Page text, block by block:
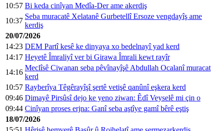
10:57 Bi keda cinîyan Medîa-Der ame akerdiş
10:37
Seba muracatê Xelatanê Gurbetellî Ersoze vengdayîş ame
kerdiş
20/07/2026
14:23 DEM Partî kesê ke dinyaya xo bedelnayî yad kerd
14:17 Heyetê Îmraliyî ver bi Girawa Îmrali kewt rayîr
14:16
Meclîsê Ciwanan seba pêvînayîşê Abdullah Ocalanî muracat
kerd
10:57 Rayberîya Têgêrayîşî şertê vetişê qanûnî eşkera kerd
09:46 Dimayê Pirsûsî dejo ke yeno ziwan: Êdî Veyselê mi çin o
09:44 Cinîyan proses erjna: Ganî seba aştîye gamî bêrê eştiş
18/07/2026